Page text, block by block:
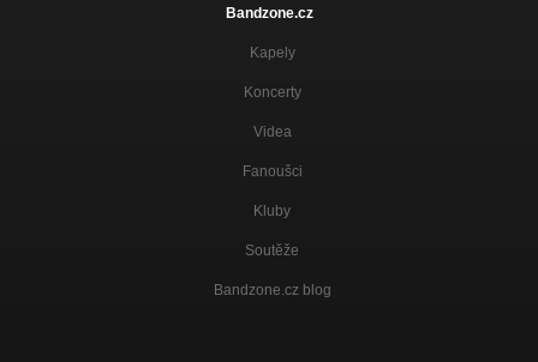
Bandzone.cz
Kapely
Koncerty
Videa
Fanoušci
Kluby
Soutěže
Bandzone.cz blog